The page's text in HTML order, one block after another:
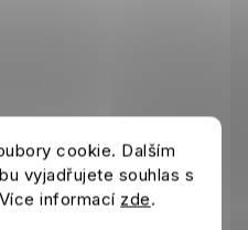
cookie. Dalším
vyjadřujete souhlas s
informací zde.